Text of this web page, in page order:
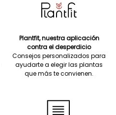
Plantfit, nuestra aplicación
contra el desperdicio
Consejos personalizados para
ayudarte a elegir las plantas
que más te convienen.